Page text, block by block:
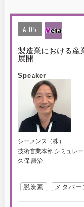
A-05
製造業における産
展開
Speaker
シーメンス（株）
技術営業本部 シミュレ
久保 謙治
脱炭素 メタバ